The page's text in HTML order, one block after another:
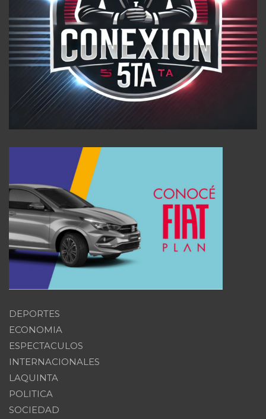
DEPORTES
ECONOMIA
ESPECTACULOS
INTERNACIONALES
LAQUINTA
POLITICA
SOCIEDAD